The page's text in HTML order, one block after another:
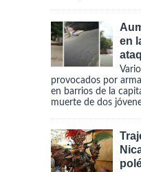
en
provocados por
en barrios de la
muerte de dos